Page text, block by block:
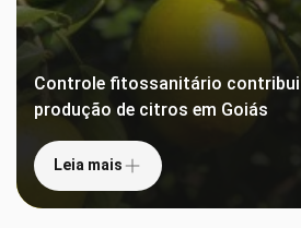
Controle fitossanitário contribui
produção de citros em Goiás
Leia mais